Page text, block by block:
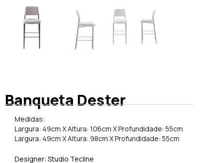
Banqueta Dester
Medidas:
Largura: 49cm X Altura: 106cm X Profundidade: 55cm
Largura: 49cm X Altura: 98cm X Profundidade: 55cm
Designer: Studio Tecline